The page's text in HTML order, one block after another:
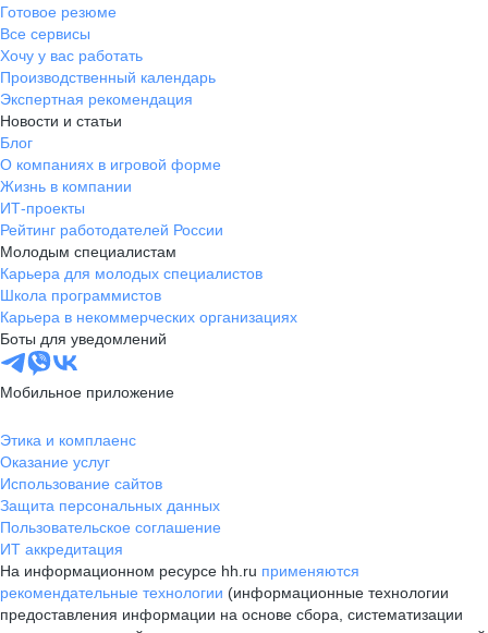
Готовое резюме
Все сервисы
Хочу у вас работать
Производственный календарь
Экспертная рекомендация
Новости и статьи
Блог
О компаниях в игровой форме
Жизнь в компании
ИТ-проекты
Рейтинг работодателей России
Молодым специалистам
Карьера для молодых специалистов
Школа программистов
Карьера в некоммерческих организациях
Боты для уведомлений
Мобильное приложение
Этика и комплаенс
Оказание услуг
Использование сайтов
Защита персональных данных
Пользовательское соглашение
ИТ аккредитация
На информационном ресурсе hh.ru применяются
рекомендательные технологии (информационные технологии
предоставления информации на основе сбора, систематизации